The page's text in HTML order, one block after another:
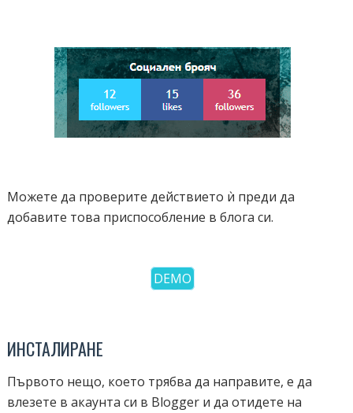
Можете да проверите действието ѝ преди да
добавите това приспособление в блога си.
DEMO
ИНСТАЛИРАНЕ
Първото нещо, което трябва да направите, е да
влезете в акаунта си в Blogger и да отидете на